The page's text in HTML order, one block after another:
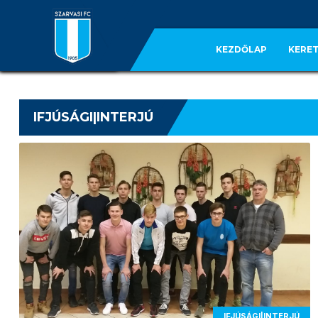
KEZDŐLAP
IFJÚSÁGI|INTERJÚ
IFJÚSÁGI|INTERJÚ